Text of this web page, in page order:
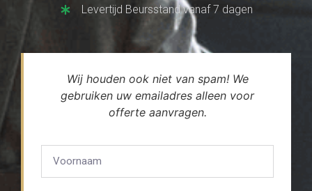
Levertijd Beursstand vanaf 7 dagen
Wij houden ook niet van spam! We
gebruiken uw emailadres alleen voor
offerte aanvragen.